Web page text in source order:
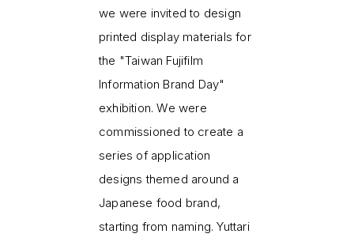
we were invited to design
printed display materials for
the "Taiwan Fujifilm
Information Brand Day"
exhibition. We were
commissioned to create a
series of application
designs themed around a
Japanese food brand,
starting from naming. Yuttari